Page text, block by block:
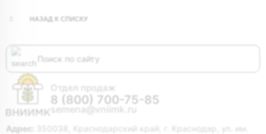
НАЗАД К СПИСКУ
Отдел продаж
8 (800) 700-75-85
semena@vniimk.ru
Адрес:
350038, Краснодарский край, г. Краснодар, ул. им.